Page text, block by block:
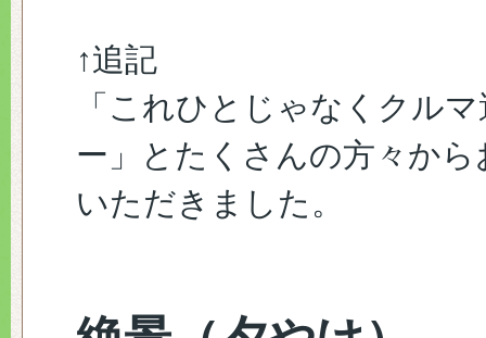
↑追記
「これひとじゃなくクル
ー」とたくさんの方々か
いただきました。